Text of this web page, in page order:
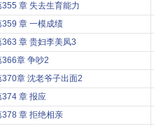
355 章 失去生育能力
359 章 一模成绩
363 章 贵妇李美凤3
366章 争吵2
370章 沈老爷子出面2
374 章 报应
378 章 拒绝相亲